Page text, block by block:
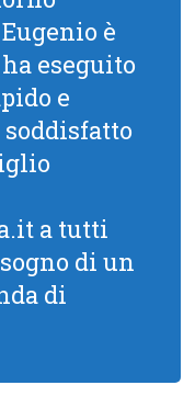
è
eseguito
e
a tutti
di un
di